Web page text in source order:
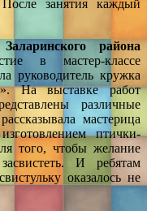
занятия каждый
Заларинского района
в мастер-классе
руководитель кружка
На выставке работ
различные
мастерица
птички-
того, чтобы желание
И ребятам
оказалось не